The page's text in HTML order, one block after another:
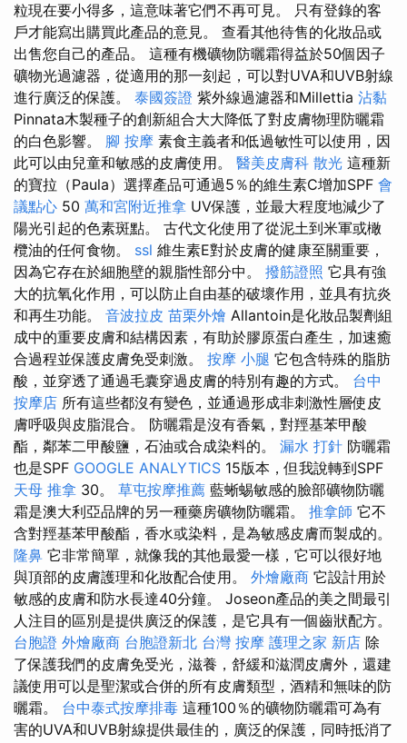
粒現在要小得多，這意味著它們不再可見。 只有登錄的客
戶才能寫出購買此產品的意見。 查看其他待售的化妝品或
出售您自己的產品。 這種有機礦物防曬霜得益於50個因子
礦物光過濾器，從適用的那一刻起，可以對UVA和UVB射線
進行廣泛的保護。 泰國簽證 紫外線過濾器和Millettia 沾黏
Pinnata木製種子的創新組合大大降低了對皮膚物理防曬霜
的白色影響。 腳 按摩 素食主義者和低過敏性可以使用，因
此可以由兒童和敏感的皮膚使用。 醫美皮膚科 散光 這種新
的寶拉（Paula）選擇產品可通過5％的維生素C增加SPF 會
議點心 50 萬和宮附近推拿 UV保護，並最大程度地減少了
陽光引起的色素斑點。 古代文化使用了從泥土到米軍或橄
欖油的任何食物。 ssl 維生素E對於皮膚的健康至關重要，
因為它存在於細胞壁的親脂性部分中。 撥筋證照 它具有強
大的抗氧化作用，可以防止自由基的破壞作用，並具有抗炎
和再生功能。 音波拉皮 苗栗外燴 Allantoin是化妝品製劑組
成中的重要皮膚和結構因素，有助於膠原蛋白產生，加速癒
合過程並保護皮膚免受刺激。 按摩 小腿 它包含特殊的脂肪
酸，並穿透了通過毛囊穿過皮膚的特別有趣的方式。 台中
按摩店 所有這些都沒有變色，並通過形成非刺激性層使皮
膚呼吸與皮脂混合。 防曬霜是沒有香氣，對羥基苯甲酸
酯，鄰苯二甲酸鹽，石油或合成染料的。 漏水 打針 防曬霜
也是SPF GOOGLE ANALYTICS 15版本，但我說轉到SPF
天母 推拿 30。 草屯按摩推薦 藍蜥蜴敏感的臉部礦物防曬
霜是澳大利亞品牌的另一種藥房礦物防曬霜。 推拿師 它不
含對羥基苯甲酸酯，香水或染料，是為敏感皮膚而製成的。
隆鼻 它非常簡單，就像我的其他最愛一樣，它可以很好地
與頂部的皮膚護理和化妝配合使用。 外燴廠商 它設計用於
敏感的皮膚和防水長達40分鐘。 Joseon產品的美之間最引
人注目的區別是提供廣泛的保護，是它具有一個齒狀配方。
台胞證 外燴廠商 台胞證新北 台灣 按摩 護理之家 新店 除
了保護我們的皮膚免受光，滋養，舒緩和滋潤皮膚外，還建
議使用可以是聖潔或合併的所有皮膚類型，酒精和無味的防
曬霜。 台中泰式按摩排毒 這種100％的礦物防曬霜可為有
害的UVA和UVB射線提供最佳的，廣泛的保護，同時抵消了